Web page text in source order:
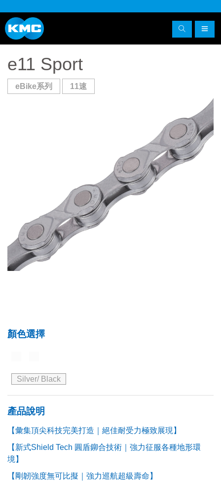
e11 Sport
eBike系列 11速
顏色選擇
Silver/ Black
產品說明
【彙集頂尖科技完美打造｜絕佳耐受力極致展現】
【新式Shield Tech 圓盾鉚合技術｜強力征服各種地形環
境】
【剛韌強度無可比擬｜強力巡航超級壽命】